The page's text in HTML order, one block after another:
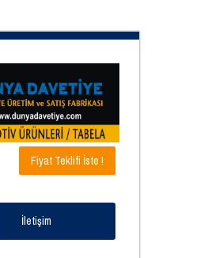
Fiyat Teklifi İste !
İletişim